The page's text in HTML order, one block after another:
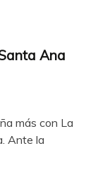
Ana
más con La
Ante la